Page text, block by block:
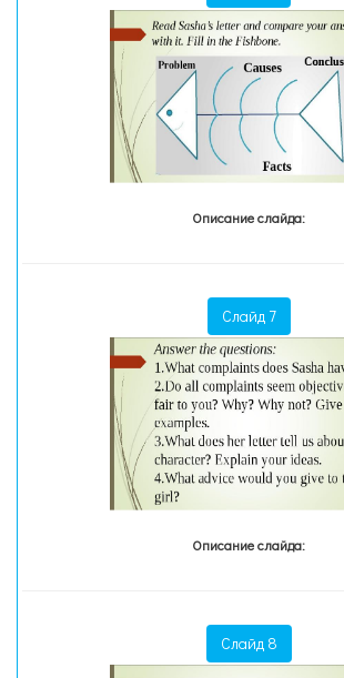
Описание слайда:
Слайд 7
Описание слайда:
Слайд 8